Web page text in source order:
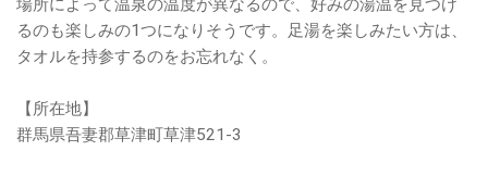
場所によって温泉の温度が異なるので、好みの湯温を見つけ
るのも楽しみの1つになりそうです。足湯を楽しみたい方は、
タオルを持参するのをお忘れなく。
【所在地】
群馬県吾妻郡草津町草津521-3